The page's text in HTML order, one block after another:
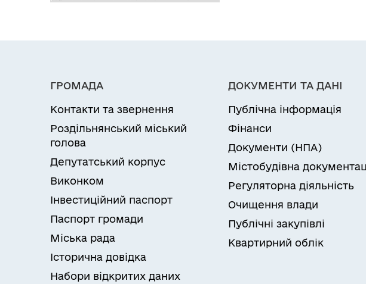
ГРОМАДА
Контакти та звернення
Роздільнянський міський
голова
Депутатський корпус
Виконком
Інвестиційний паспорт
Паспорт громади
Міська рада
Історична довідка
Набори відкритих даних
ДОКУМЕНТИ ТА ДАНІ
Публічна інформація
Фінанси
Документи (НПА)
Містобудівна
Регуляторна діяльність
Очищення влади
Публічні закупівлі
Квартирний облік